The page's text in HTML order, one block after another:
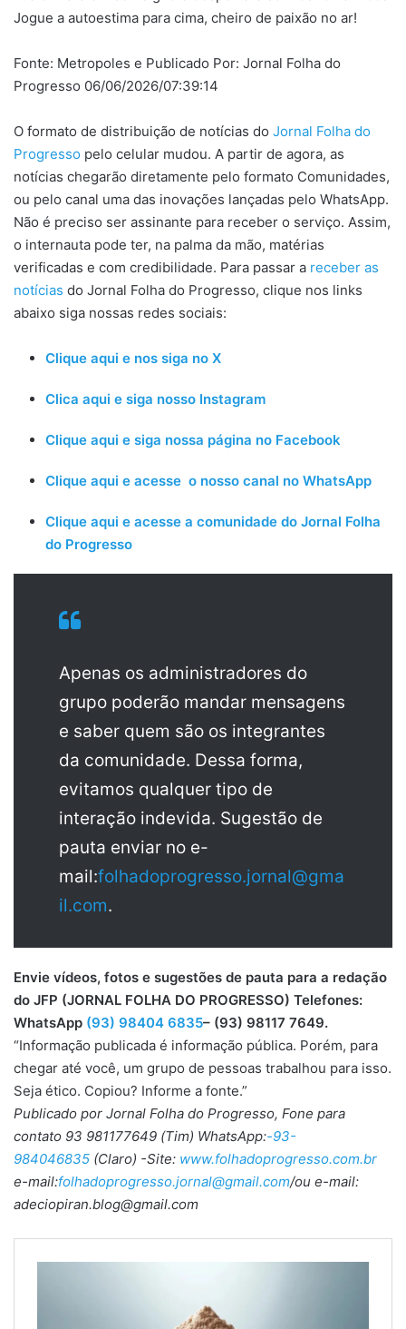
Jogue a autoestima para cima, cheiro de paixão no ar!
Fonte: Metropoles e Publicado Por: Jornal Folha do
Progresso 06/06/2026/07:39:14
O formato de distribuição de notícias do Jornal Folha do
Progresso pelo celular mudou. A partir de agora, as
notícias chegarão diretamente pelo formato Comunidades,
ou pelo canal uma das inovações lançadas pelo WhatsApp.
Não é preciso ser assinante para receber o serviço. Assim,
o internauta pode ter, na palma da mão, matérias
verificadas e com credibilidade. Para passar a receber as
notícias do Jornal Folha do Progresso, clique nos links
abaixo siga nossas redes sociais:
Clique aqui e nos siga no X
Clica aqui e siga nosso Instagram
Clique aqui e siga nossa página no Facebook
Clique aqui e acesse o nosso canal no WhatsApp
Clique aqui e acesse a comunidade do Jornal Folha
do Progresso
Apenas os administradores do
grupo poderão mandar mensagens
e saber quem são os integrantes
da comunidade. Dessa forma,
evitamos qualquer tipo de
interação indevida. Sugestão de
pauta enviar no e-
mail:folhadoprogresso.jornal@gma
il.com.
Envie vídeos, fotos e sugestões de pauta para a redação
do JFP (JORNAL FOLHA DO PROGRESSO) Telefones:
WhatsApp (93) 98404 6835– (93) 98117 7649.
“Informação publicada é informação pública. Porém, para
chegar até você, um grupo de pessoas trabalhou para isso.
Seja ético. Copiou? Informe a fonte.”
Publicado por Jornal Folha do Progresso, Fone para
contato 93 981177649 (Tim) WhatsApp:-93-
984046835 (Claro) -Site: www.folhadoprogresso.com.br
e-mail:folhadoprogresso.jornal@gmail.com/ou e-mail:
adeciopiran.blog@gmail.com